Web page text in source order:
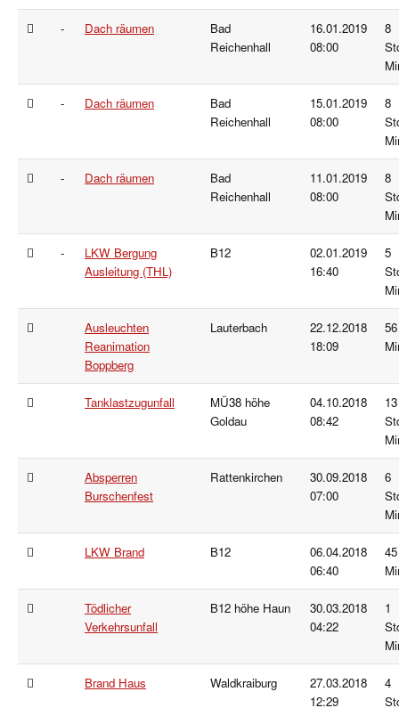
- Dach räumen
Bad
Reichenhall
16.01.2019
08:00
8
- Dach räumen
Bad
Reichenhall
15.01.2019
08:00
8
- Dach räumen
Bad
Reichenhall
11.01.2019
08:00
8
-
LKW Bergung
Ausleitung (THL)
B12
02.01.2019
16:40
5
Ausleuchten
Reanimation
Boppberg
Lauterbach
22.12.2018
18:09
56
Tanklastzugunfall
MÜ38 höhe
Goldau
04.10.2018
08:42
13
Absperren
Burschenfest
Rattenkirchen
30.09.2018
07:00
6
LKW Brand B12
06.04.2018
06:40
45
Tödlicher
Verkehrsunfall
B12 höhe Haun
30.03.2018
04:22
1
Brand Haus Waldkraiburg
27.03.2018
12:29
4